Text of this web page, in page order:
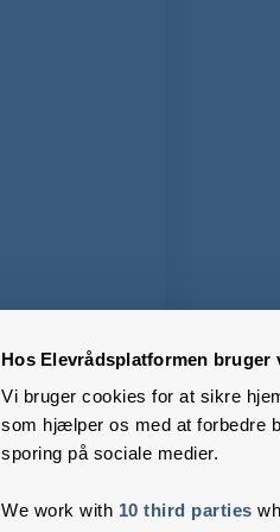
Hos Elevrådsplatformen bruger
Vi bruger cookies for at sikre
som hjælper os med at forbedre
sporing på sociale medier.
We work with 10 third parties